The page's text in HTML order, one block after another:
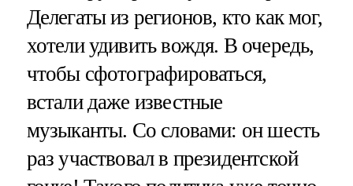
Делегаты из регионов, кто как мог,
хотели удивить вождя. В очередь,
чтобы сфотографироваться,
встали даже известные
музыканты. Со словами: он шесть
раз участвовал в президентской